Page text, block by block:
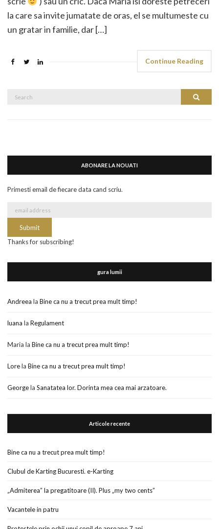
la care sa invite jumatate de oras, el se multumeste cu
un gratar in familie, dar […]
Continue Reading
Search
ABONARE LA NOUATI
Primesti email de fiecare data cand scriu.
Thanks for subscribing!
gura lumii
Andreea la Bine ca nu a trecut prea mult timp!
luana la Regulament
Maria la Bine ca nu a trecut prea mult timp!
Lorela Bine ca nu a trecut prea mult timp!
Georgela Sanatatea lor. Dorinta mea cea mai arzatoare.
Articole recente
Bine ca nu a trecut prea mult timp!
Clubul de Karting Bucuresti. e-Karting
„Admiterea” la pregatitoare (II). Plus „my two cents”
Vacantele in patru